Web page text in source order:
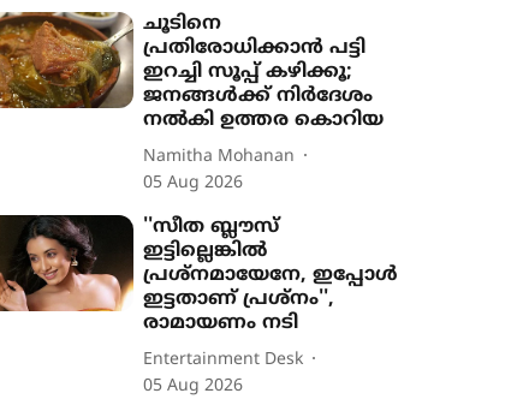
ചൂടിനെ
പ്രതിരോധിക്കാൻ പട്ടി
ഇറച്ചി സൂപ്പ് കഴിക്കൂ;
ജനങ്ങൾക്ക് നിർദേശം
നൽകി ഉത്തര കൊറിയ
Namitha Mohanan
05 Aug 2026
''സീത ബ്ലൗസ്
ഇട്ടില്ലെങ്കിൽ
പ്രശ്നമായേനേ, ഇപ്പോൾ
ഇട്ടതാണ് പ്രശ്നം'',
രാമായണം നടി
Entertainment Desk
05 Aug 2026